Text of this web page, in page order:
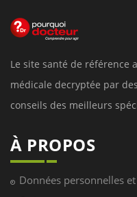
Le site santé de référence
médicale decryptée par
conseils des meilleurs
À PROPOS
Données personnelles